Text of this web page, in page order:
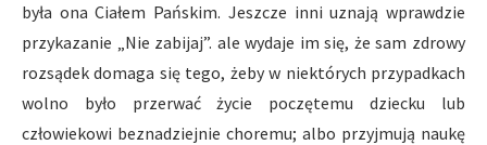
była ona Ciałem Pańskim. Jeszcze inni uznają wprawdzie
przykazanie „Nie zabijaj”. ale wydaje im się, że sam zdrowy
rozsądek domaga się tego, żeby w niektórych przypadkach
wolno było przerwać życie poczętemu dziecku lub
człowiekowi beznadziejnie choremu; albo przyjmują naukę